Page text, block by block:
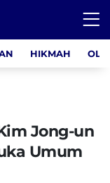
HIKMAH
Jong-un
Umum